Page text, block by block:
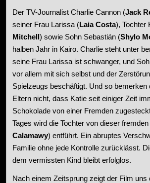
Der TV-Journalist Charlie Cannon (Jack
seiner Frau Larissa (Laia Costa), Tochter
Mitchell) sowie Sohn Sebastián (Shylo
halben Jahr in Kairo. Charlie steht unter
seine Frau Larissa ist schwanger, und
vor allem mit sich selbst und der
Spielzeugs beschäftigt. Und so bemerken
Eltern nicht, dass Katie seit einiger Zeit
Schokolade von einer Fremden
Tages wird die Tochter von dieser
Calamawy) entführt. Ein abruptes
Familie ohne jede Kontrolle zurücklässt.
dem vermissten Kind bleibt erfolglos.
Nach einem Zeitsprung zeigt der Film uns